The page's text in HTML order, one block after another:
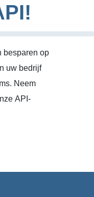
besparen op
uw bedrijf
Neem
API-